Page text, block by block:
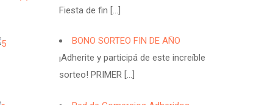
Fiesta de fin […]
BONO SORTEO FIN DE AÑO
¡Adherite y participá de este increíble
sorteo! PRIMER […]